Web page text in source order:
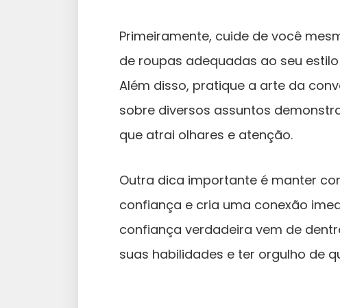
Primeiramente, cuide de você
de roupas adequadas ao seu
Além disso, pratique a arte da
sobre diversos assuntos
que atrai olhares e atenção.
Outra dica importante é manter
confiança e cria uma conexão
confiança verdadeira vem de
suas habilidades e ter orgulho de